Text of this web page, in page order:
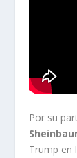
Por su
Trump en